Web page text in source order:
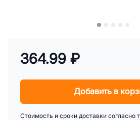
364.99 ₽
Добавить в
Стоимость и сроки доставки согласно